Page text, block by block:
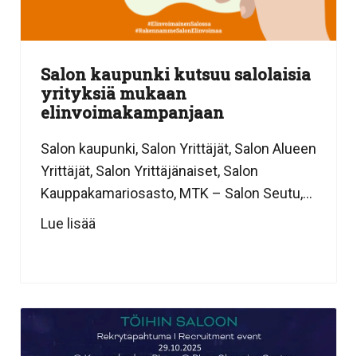
Salon kaupunki kutsuu salolaisia
yrityksiä mukaan
elinvoimakampanjaan
Salon kaupunki, Salon Yrittäjät, Salon Alueen
Yrittäjät, Salon Yrittäjänaiset, Salon
Kauppakamariosasto, MTK – Salon Seutu,...
Lue lisää